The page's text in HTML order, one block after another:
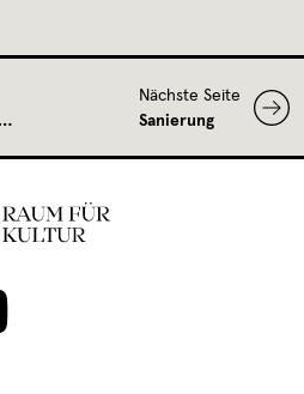
Nächste Seite
Sanierung